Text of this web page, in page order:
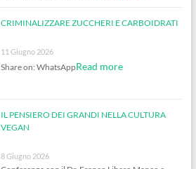
CRIMINALIZZARE ZUCCHERI E CARBOIDRATI
11 Giugno 2026
Share on: WhatsAppRead more
IL PENSIERO DEI GRANDI NELLA CULTURA
VEGAN
8 Giugno 2026